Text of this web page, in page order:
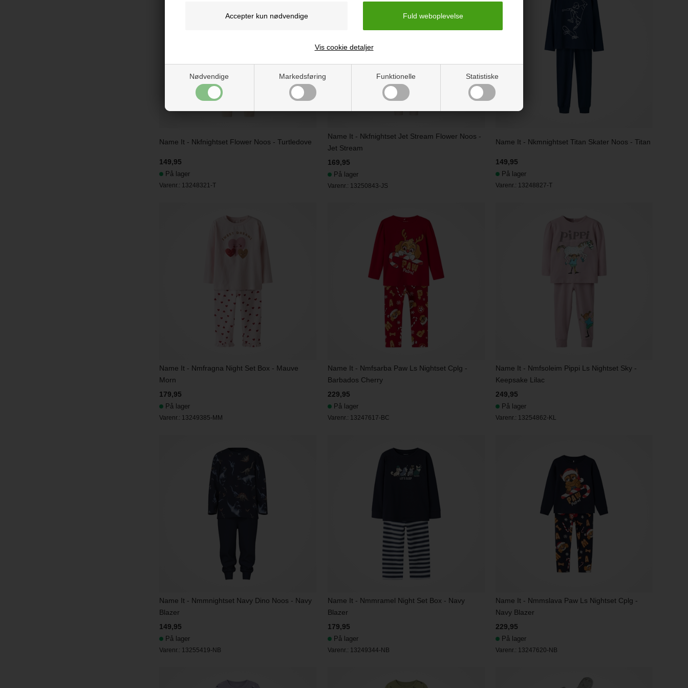
Nødvendige Markedsføring Funktionelle Statistiske
Vis cookie detaljer
Name It - Nkfnightset Flower Noos - Turtledove
149,95
På lager
Varenr.: 13248321-T
Name It - Nkfnightset Jet Stream Flower Noos -
Jet Stream
169,95
På lager
Varenr.: 13250843-JS
Name It - Nkmnightset Titan Skater Noos - Titan
149,95
På lager
Varenr.: 13248827-T
Name It - Nmfragna Night Set Box - Mauve
Morn
179,95
På lager
Varenr.: 13249385-MM
Name It - Nmfsarba Paw Ls Nightset Cplg -
Barbados Cherry
229,95
På lager
Varenr.: 13247617-BC
Name It - Nmfsoleim Pippi Ls Nightset Sky -
Keepsake Lilac
249,95
På lager
Varenr.: 13254862-KL
Name It - Nmmnightset Navy Dino Noos - Navy
Blazer
149,95
På lager
Varenr.: 13255419-NB
Name It - Nmmramel Night Set Box - Navy
Blazer
179,95
På lager
Varenr.: 13249344-NB
Name It - Nmmslava Paw Ls Nightset Cplg -
Navy Blazer
229,95
På lager
Varenr.: 13247620-NB